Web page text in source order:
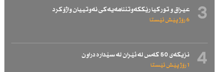
3 عیراق و توركیا رێككەوتننامەیەكی نەوتییان واژۆكرد
6 رۆژ پێش ئێستا
4 نزیكەی 50 كەس لە ئێران لە سێدارە دراون
1 رۆژ پێش ئێستا